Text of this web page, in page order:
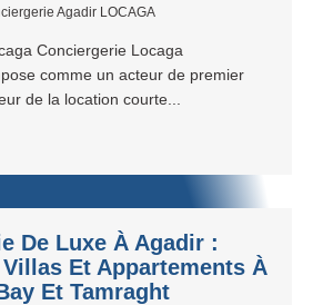
Agadir LOCAGA
Conciergerie Locaga
comme un acteur de premier
de la location courte...
De Luxe À Agadir :
Et Appartements À
Et Tamraght